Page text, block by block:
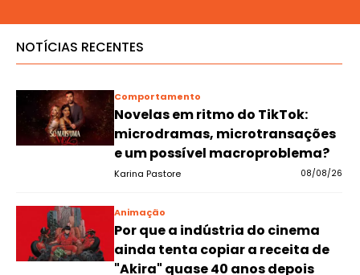
NOTÍCIAS RECENTES
Comportamento
Novelas em ritmo do TikTok:
microdramas, microtransações
e um possível macroproblema?
Karina Pastore 08/08/26
Animação
Por que a indústria do cinema
ainda tenta copiar a receita de
"Akira" quase 40 anos depois